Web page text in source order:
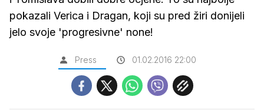
pokazali Verica i Dragan, koji su pred žiri donijeli
jelo svoje 'progresivne' none!
Press 01.02.2016 22:00